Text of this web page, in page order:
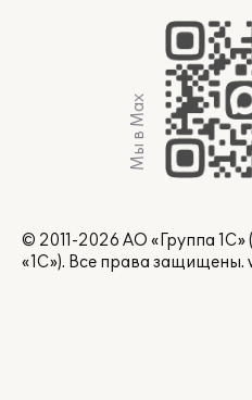
Мы в Max
© 2011-2026 АО «Группа
«1С»). Все права защищены.